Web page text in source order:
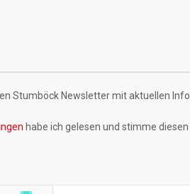
Stumböck Newsletter mit aktuellen
habe ich gelesen und stimme diesen